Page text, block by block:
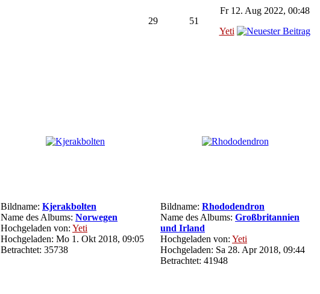
29 51
Fr 12. Aug 2022, 00:48
Yeti
Bildname: Kjerakbolten
Name des Albums: Norwegen
Hochgeladen von: Yeti
Hochgeladen: Mo 1. Okt 2018, 09:05
Betrachtet: 35738
Bildname: Rhododendron
Name des Albums: Großbritannien
und Irland
Hochgeladen von: Yeti
Hochgeladen: Sa 28. Apr 2018, 09:44
Betrachtet: 41948